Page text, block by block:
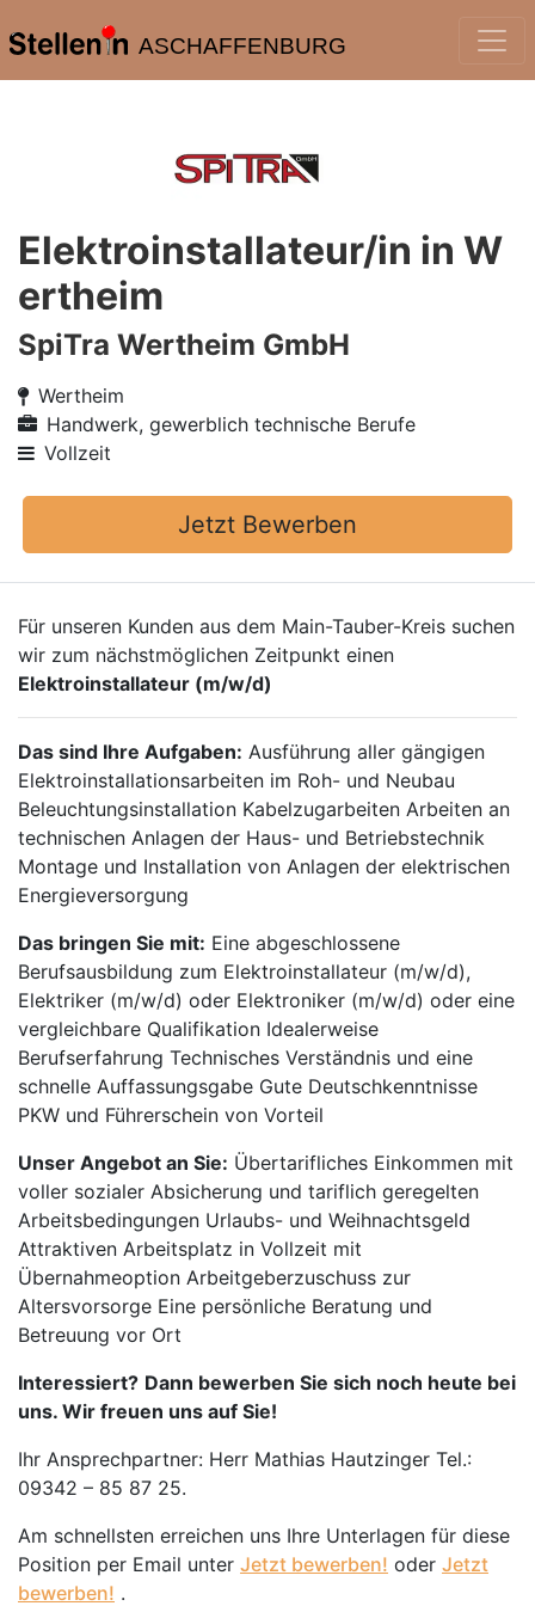
ASCHAFFENBURG
Elektroinstallateur/in in W
ertheim
SpiTra Wertheim GmbH
Wertheim
Handwerk, gewerblich technische Berufe
Vollzeit
Jetzt Bewerben
Für unseren Kunden aus dem Main-Tauber-Kreis suchen
wir zum nächstmöglichen Zeitpunkt einen
Elektroinstallateur (m/w/d)
Das sind Ihre Aufgaben: Ausführung aller gängigen
Elektroinstallationsarbeiten im Roh- und Neubau
Beleuchtungsinstallation Kabelzugarbeiten Arbeiten an
technischen Anlagen der Haus- und Betriebstechnik
Montage und Installation von Anlagen der elektrischen
Energieversorgung
Das bringen Sie mit: Eine abgeschlossene
Berufsausbildung zum Elektroinstallateur (m/w/d),
Elektriker (m/w/d) oder Elektroniker (m/w/d) oder eine
vergleichbare Qualifikation Idealerweise
Berufserfahrung Technisches Verständnis und eine
schnelle Auffassungsgabe Gute Deutschkenntnisse
PKW und Führerschein von Vorteil
Unser Angebot an Sie: Übertarifliches Einkommen mit
voller sozialer Absicherung und tariflich geregelten
Arbeitsbedingungen Urlaubs- und Weihnachtsgeld
Attraktiven Arbeitsplatz in Vollzeit mit
Übernahmeoption Arbeitgeberzuschuss zur
Altersvorsorge Eine persönliche Beratung und
Betreuung vor Ort
Interessiert? Dann bewerben Sie sich noch heute bei
uns. Wir freuen uns auf Sie!
Ihr Ansprechpartner: Herr Mathias Hautzinger Tel.:
09342 – 85 87 25.
Am schnellsten erreichen uns Ihre Unterlagen für diese
Position per Email unter Jetzt bewerben! oder Jetzt
bewerben! .